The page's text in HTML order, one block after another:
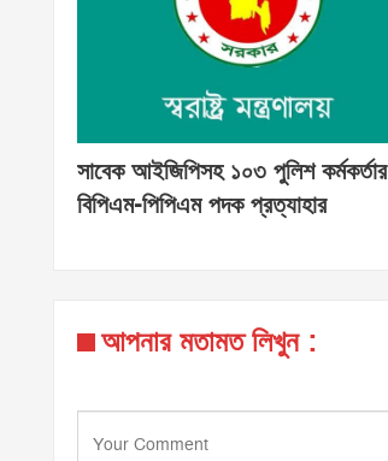
সাবেক আইজিপিসহ ১০৩ পুলিশ কর্মকর্তার
বিপিএম-পিপিএম পদক প্রত্যাহার
আপনার মতামত লিখুন :